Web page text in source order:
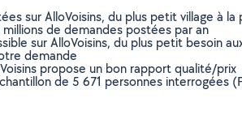
sur AlloVoisins, du plus petit village à
de demandes postées par an
sur AlloVoisins, du plus petit besoin
demande
propose un bon rapport qualité/prix
de 5 671 personnes interrogées